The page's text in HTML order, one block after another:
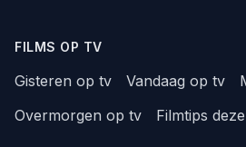
FILMS OP TV
Gisteren op tv Vandaag op tv
Overmorgen op tv
Filmtips